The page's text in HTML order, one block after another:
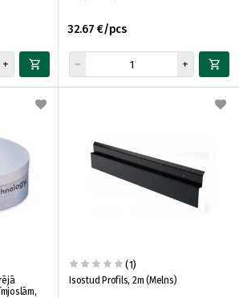
32.67 €/pcs
(1)
Isostud Profils, 2m (Melns)